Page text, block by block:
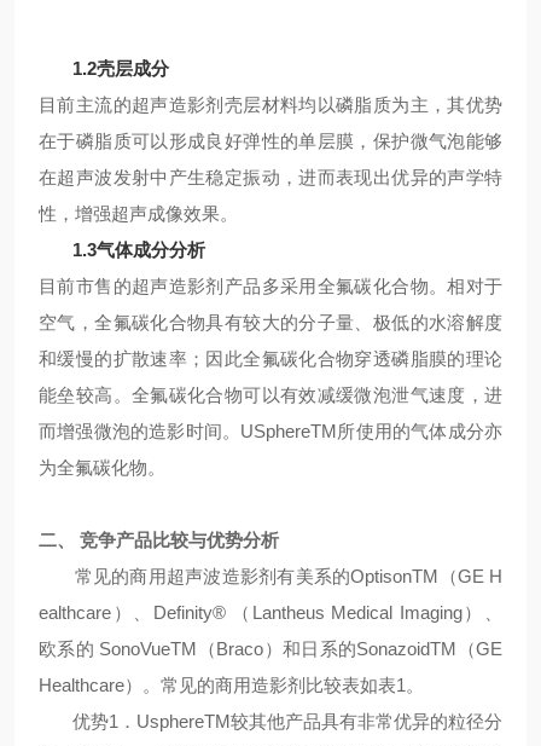
1.2壳层成分
目前主流的超声造影剂壳层材料均以磷脂质为主，其优势
在于磷脂质可以形成良好弹性的单层膜，保护微气泡能够
在超声波发射中产生稳定振动，进而表现出优异的声学特
性，增强超声成像效果。
1.3气体成分分析
目前市售的超声造影剂产品多采用全氟碳化合物。相对于
空气，全氟碳化合物具有较大的分子量、极低的水溶解度
和缓慢的扩散速率；因此全氟碳化合物穿透磷脂膜的理论
能垒较高。全氟碳化合物可以有效减缓微泡泄气速度，进
而增强微泡的造影时间。USphereTM所使用的气体成分亦
为全氟碳化物。
二、 竞争产品比较与优势分析
常见的商用超声波造影剂有美系的OptisonTM（GE H
ealthcare）、Definity® （Lantheus Medical Imaging）、
欧系的 SonoVueTM（Braco）和日系的SonazoidTM（GE
Healthcare）。常见的商用造影剂比较表如表1。
优势1．UsphereTM较其他产品具有非常优异的粒径分